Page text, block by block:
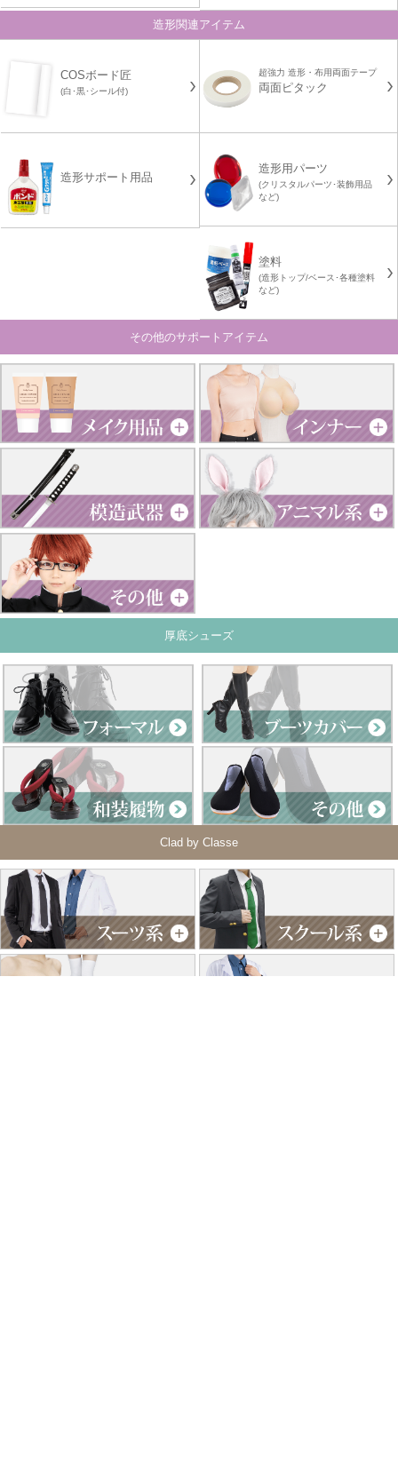
造形関連アイテム
COSボード匠
(白･黒･シール付)
超強力 造形・布用両面テープ
両面ピタック
造形サポート用品
造形用パーツ
(クリスタルパーツ･装飾用品
など)
塗料
(造形トップ/ベース･各種塗料
など)
その他のサポートアイテム
厚底シューズ
Clad by Classe